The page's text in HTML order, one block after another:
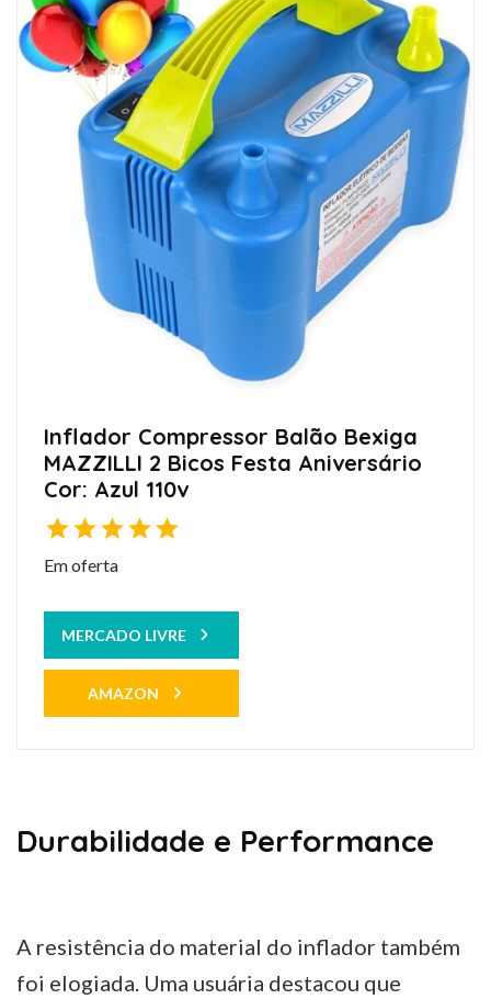
Inflador Compressor Balão Bexiga
MAZZILLI 2 Bicos Festa Aniversário
Cor: Azul 110v
Em oferta
MERCADO LIVRE
AMAZON
Durabilidade e Performance
A resistência do material do inflador também
foi elogiada. Uma usuária destacou que